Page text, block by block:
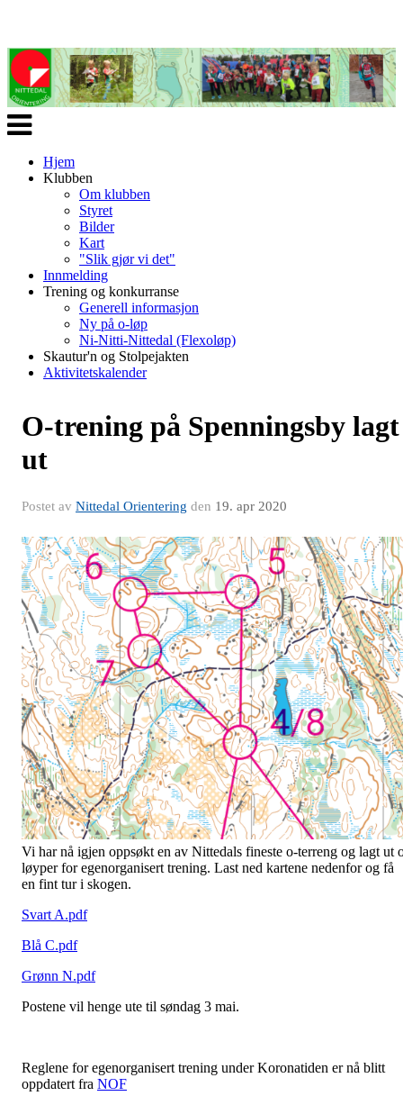
Veksle
navigasjon
Hjem
Klubben
Om klubben
Styret
Bilder
Kart
"Slik gjør vi det"
Innmelding
Trening og konkurranse
Generell informasjon
Ny på o-løp
Ni-Nitti-Nittedal (Flexoløp)
Skautur'n og Stolpejakten
Aktivitetskalender
O-trening på Spenningsby lagt
ut
Postet av Nittedal Orientering den 19. apr 2020
Vi har nå igjen oppsøkt en av Nittedals fineste o-terreng og lagt ut
løyper for egenorganisert trening. Last ned kartene nedenfor og få
en fint tur i skogen.
Svart A.pdf
Blå C.pdf
Grønn N.pdf
Postene vil henge ute til søndag 3 mai.
Reglene for egenorganisert trening under Koronatiden er nå blitt
oppdatert fra NOF